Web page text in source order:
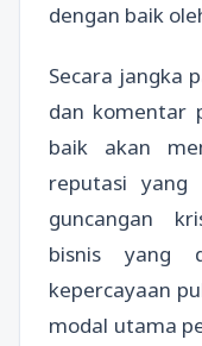
dengan baik
Secara jangka
dan komentar
baik akan
reputasi
guncangan
bisnis yang
kepercayaan
modal utama